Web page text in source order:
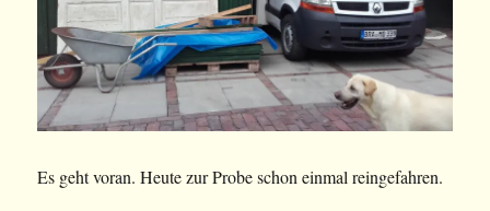
Es geht voran. Heute zur Probe schon einmal reingefahren.